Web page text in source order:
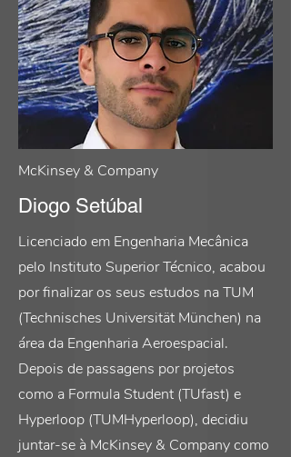
McKinsey & Company
Diogo Setúbal
Licenciado em Engenharia Mecânica
pelo Instituto Superior Técnico, acabou
por finalizar os seus estudos na TUM
(Technisches Universität München) na
área da Engenharia Aeroespacial.
Depois de passagens por projetos
como a Formula Student (TUfast) e
Hyperloop (TUMHyperloop), decidiu
juntar-se à McKinsey & Company como